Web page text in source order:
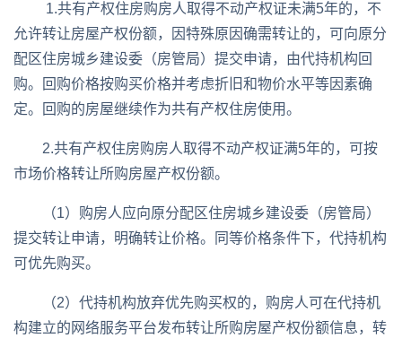
1.共有产权住房购房人取得不动产权证未满5年的，不
允许转让房屋产权份额，因特殊原因确需转让的，可向原分
配区住房城乡建设委（房管局）提交申请，由代持机构回
购。回购价格按购买价格并考虑折旧和物价水平等因素确
定。回购的房屋继续作为共有产权住房使用。
2.共有产权住房购房人取得不动产权证满5年的，可按
市场价格转让所购房屋产权份额。
（1）购房人应向原分配区住房城乡建设委（房管局）
提交转让申请，明确转让价格。同等价格条件下，代持机构
可优先购买。
（2）代持机构放弃优先购买权的，购房人可在代持机
构建立的网络服务平台发布转让所购房屋产权份额信息，转